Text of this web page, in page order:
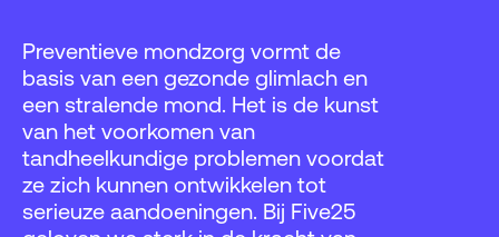
Preventieve mondzorg vormt de
basis van een gezonde glimlach en
een stralende mond. Het is de kunst
van het voorkomen van
tandheelkundige problemen voordat
ze zich kunnen ontwikkelen tot
serieuze aandoeningen. Bij Five25